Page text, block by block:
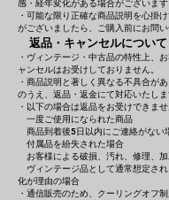
感・経年変化がある場合がございます
・可能な限り正確な商品説明を心掛
がございましたら、ご購入前にお問い
返品・キャンセルについて
・ヴィンテージ・中古品の特性上、
ャンセルはお受けしておりません。
・商品説明と著しく異なる不具合が
のうえ、返品・返金にて対応いたしま
・以下の場合は返品をお受けできませ
一度ご使用になられた商品
商品到着後5日以内にご連絡がない
付属品を紛失された場合
お客様による破損、汚れ、修理、
ヴィンテージ品として通常想定さ
化が理由の場合
・通信販売のため、クーリングオフ